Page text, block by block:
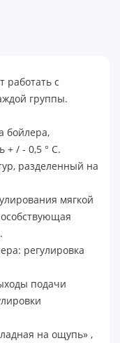
работать с
группы.
бойлера,
+ / - 0,5 ° C.
разделенный на
мягкой
регулировка
подачи
на ощупь» ,